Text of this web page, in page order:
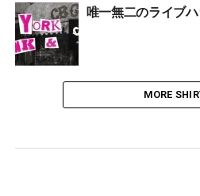
唯一無二のライブ
MORE